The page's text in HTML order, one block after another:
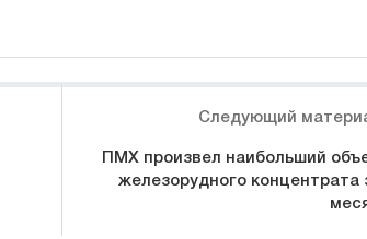
Следующий
ПМХ произвел наибольший
железорудного концентрата